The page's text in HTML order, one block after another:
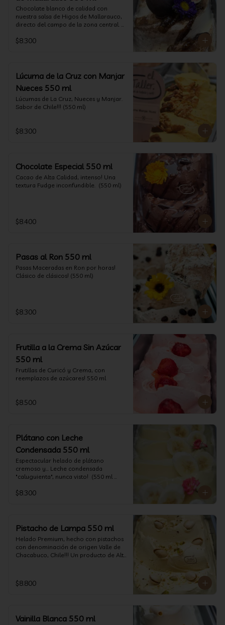
Chocolate blanco de calidad con
nuestra salsa de Higos de Mallarauco,
directo del campo de la zona central.
$8.300
Lúcuma de la Cruz con Manjar
Nueces 550 ml
Lúcumas de La Cruz, Nueces y Manjar.
Sabor de Chile!!! (550 ml)
$8.300
Chocolate Especial 550 ml
Cacao de Alta Calidad, intenso! Una
textura Fudge inconfundible.  (550 ml)
$8.400
Pasas al Ron 550 ml
Pasas Maceradas en Ron por horas!
Clásico de clásicos! (550 ml)
$8.300
Frutilla a la Crema Sin Azúcar
550 ml
Frutillas de Curicó y Crema, con
reemplazos de azúcares! 550 ml
$8.500
Plátano con Leche
Condensada 550 ml
Espectacular helado de plátano
cremoso y... Leche condensada
"caluguienta", nunca visto!  (550 ml
$8.300
Pistacho de Lampa 550 ml
Helado Premium, hecho con pistachos
con denominación de origen Valle de
Chacabuco, Chile!!! Un producto de Alta
$8.800
Vainilla Blanca 550 ml